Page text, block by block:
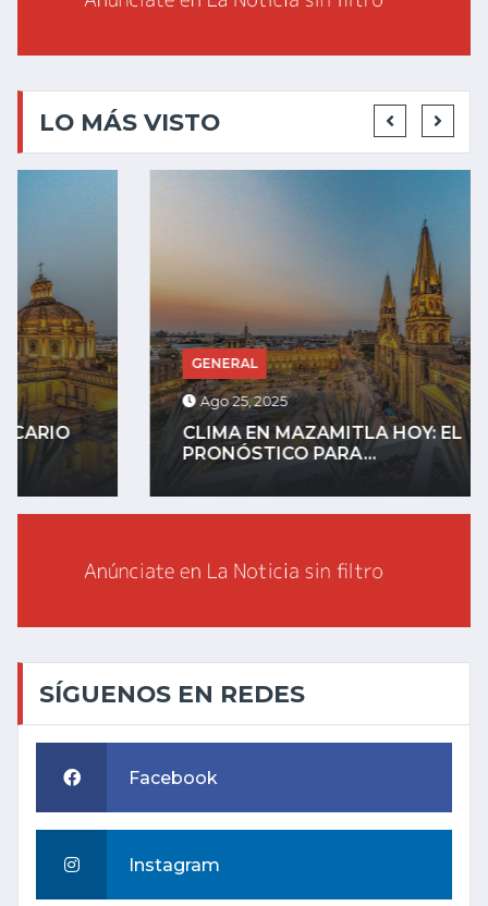
LO MÁS VISTO
GENERAL
Ago 25, 2025
CLIMA EN MAZAMITLA HOY: EL
PRONÓSTICO PARA...
SÍGUENOS EN REDES
Facebook
Instagram